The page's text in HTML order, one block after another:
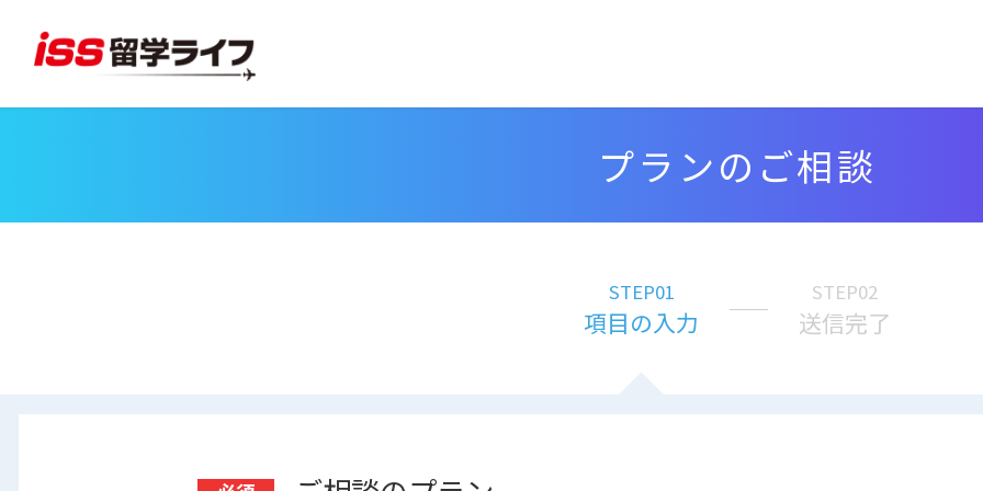
プランのご相談
STEP01
項目の入力
STEP02
送信完了